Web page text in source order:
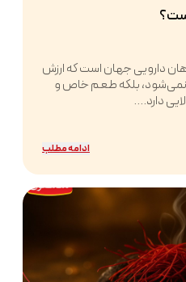
دارویی جهان است که ارزش
نمی‌شود، بلکه طعم خاص و
دارد....
ادامه مطلب